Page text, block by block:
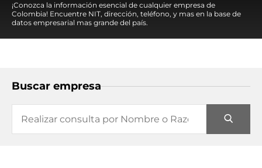
¡Conozca la información esencial de cualquier empresa de
Colombia! Encuentre NIT, dirección, teléfono, y mas en la base de
datos empresarial mas grande del país.
Buscar empresa